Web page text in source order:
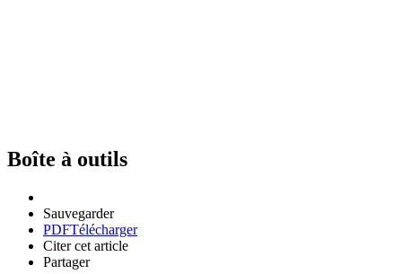
Boîte à outils
Sauvegarder
PDFTélécharger
Citer cet article
Partager